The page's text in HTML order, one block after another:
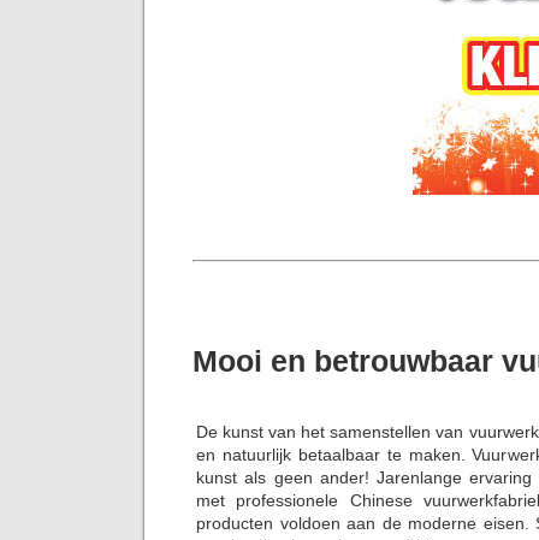
Mooi en betrouwbaar
De kunst van het samenstellen van
en natuurlijk betaalbaar te maken.
kunst als geen ander! Jarenlange
met professionele Chinese
producten voldoen aan de moderne eisen.